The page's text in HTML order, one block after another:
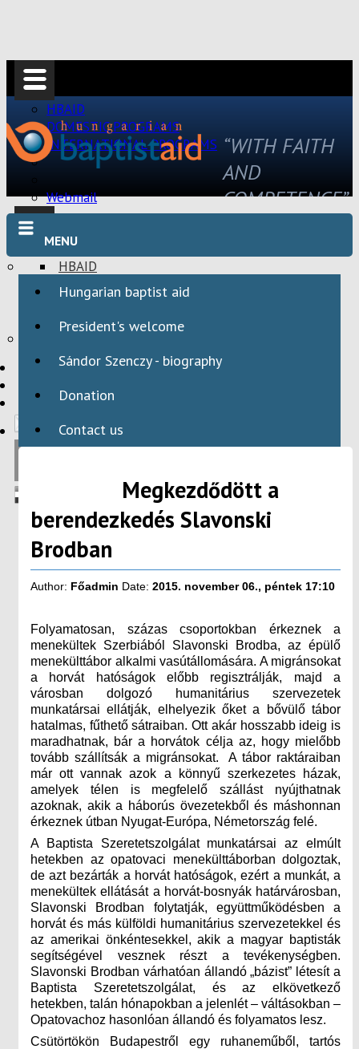
HBAID
DOMESTIC PROGRAMS
INTERNATIONAL PROGRAMS
Webmail
HBAID
DOMESTIC PROGRAMS
HBAID
INTERNATIONAL PROGRAMS
“WITH FAITH
AND
COMPETENCE”
MENU
Hungarian baptist aid
President's welcome
Sándor Szenczy - biography
Donation
Contact us
Megkezdődött a
berendezkedés Slavonski
Brodban
Author: Főadmin Date: 2015. november 06., péntek 17:10
Folyamatosan, százas csoportokban érkeznek a
menekültek Szerbiából Slavonski Brodba, az épülő
menekülttábor alkalmi vasútállomására. A migránsokat
a horvát hatóságok előbb regisztrálják, majd a
városban dolgozó humanitárius szervezetek
munkatársai ellátják, elhelyezik őket a bővülő tábor
hatalmas, fűthető sátraiban. Ott akár hosszabb ideig is
maradhatnak, bár a horvátok célja az, hogy mielőbb
tovább szállítsák a migránsokat. A tábor raktáraiban
már ott vannak azok a könnyű szerkezetes házak,
amelyek télen is megfelelő szállást nyújthatnak
azoknak, akik a háborús övezetekből és máshonnan
érkeznek útban Nyugat-Európa, Németország felé.
A Baptista Szeretetszolgálat munkatársai az elmúlt
hetekben az opatovaci menekülttáborban dolgoztak,
de azt bezárták a horvát hatóságok, ezért a munkát, a
menekültek ellátását a horvát-bosnyák határvárosban,
Slavonski Brodban folytatják, együttműködésben a
horvát és más külföldi humanitárius szervezetekkel és
az amerikai önkéntesekkel, akik a magyar baptisták
segítségével vesznek részt a tevékenységben.
Slavonski Brodban várhatóan állandó „bázist” létesít a
Baptista Szeretetszolgálat, és az elkövetkező
hetekben, talán hónapokban a jelenlét – váltásokban ­–
Opatovachoz hasonlóan állandó és folyamatos lesz.
Csütörtökön Budapestről egy ruhaneműből, tartós